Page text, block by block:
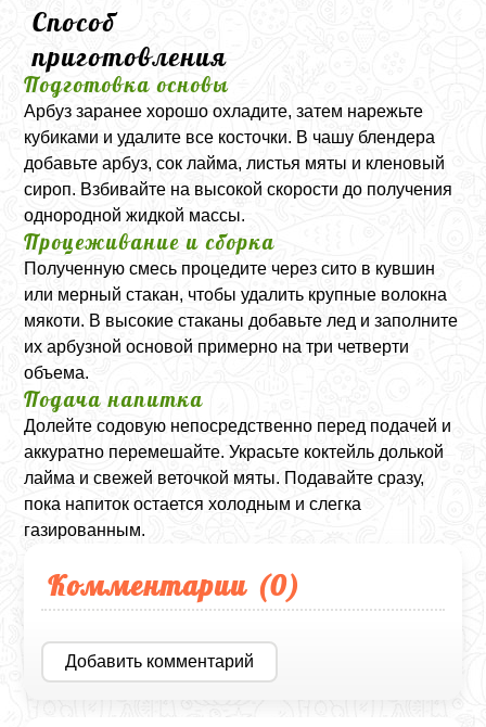
Способ
приготовления
Подготовка основы
Арбуз заранее хорошо охладите, затем нарежьте
кубиками и удалите все косточки. В чашу блендера
добавьте арбуз, сок лайма, листья мяты и кленовый
сироп. Взбивайте на высокой скорости до получения
однородной жидкой массы.
Процеживание и сборка
Полученную смесь процедите через сито в кувшин
или мерный стакан, чтобы удалить крупные волокна
мякоти. В высокие стаканы добавьте лед и заполните
их арбузной основой примерно на три четверти
объема.
Подача напитка
Долейте содовую непосредственно перед подачей и
аккуратно перемешайте. Украсьте коктейль долькой
лайма и свежей веточкой мяты. Подавайте сразу,
пока напиток остается холодным и слегка
газированным.
Комментарии (0)
Добавить комментарий